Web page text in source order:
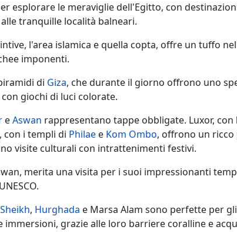
esplorare le meraviglie dell'Egitto, con
tranquille località balneari.
l'area islamica e quella copta, offre un tuffo
imponenti.
di Giza, che durante il giorno offrono uno
giochi di luci colorate.
eAswan rappresentano tappe obbligate. Luxor, con
con i templi di Philae e Kom Ombo, offrono un
visite culturali con intrattenimenti festivi.
merita una visita per i suoi impressionanti
, Hurghada e Marsa Alam sono perfette per gli
grazie alle loro barriere coralline e